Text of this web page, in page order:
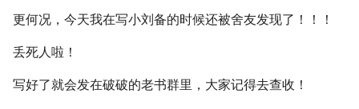
更何况，今天我在写小刘备的时候还被舍友发现了！！！
丢死人啦！
写好了就会发在破破的老书群里，大家记得去查收！